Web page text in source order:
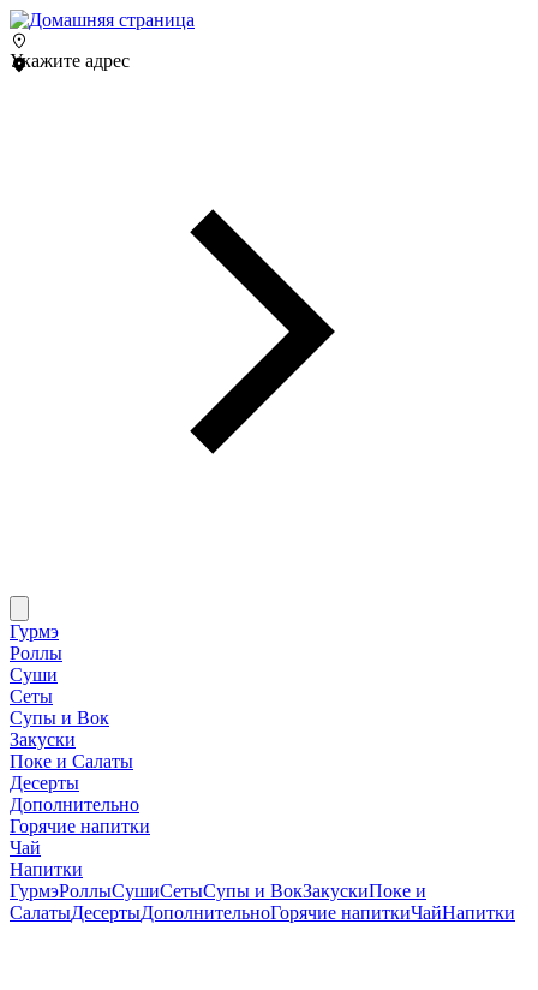
Укажите адрес
Гурмэ
Роллы
Суши
Сеты
Супы и Вок
Закуски
Поке и Салаты
Десерты
Дополнительно
Горячие напитки
Чай
Напитки
ГурмэРоллыСушиСетыСупы и ВокЗакускиПоке и
СалатыДесертыДополнительноГорячие напиткиЧайНапитки